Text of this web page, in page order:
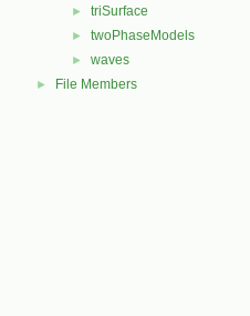
► triSurface
► twoPhaseModels
► waves
► File Members